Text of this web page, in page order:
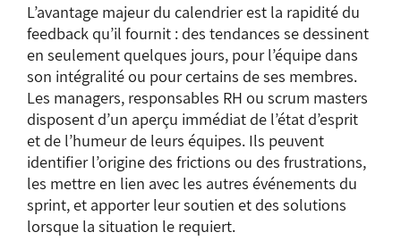
L’avantage majeur du calendrier est la rapidité du
feedback qu’il fournit : des tendances se dessinent
en seulement quelques jours, pour l’équipe dans
son intégralité ou pour certains de ses membres.
Les managers, responsables RH ou scrum masters
disposent d’un aperçu immédiat de l’état d’esprit
et de l’humeur de leurs équipes. Ils peuvent
identifier l’origine des frictions ou des frustrations,
les mettre en lien avec les autres événements du
sprint, et apporter leur soutien et des solutions
lorsque la situation le requiert.